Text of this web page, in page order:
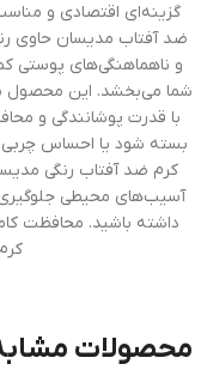
گزینه‌ای اقتصادی و
ضد آفتاب مدیسان حاوی
و ناهماهنگی‌های پوستی
شما می‌بخشد. این محصول
با قدرت پوشانندگی و
بسته شود یا احساس چربی
کرم ضد آفتاب رنگی
آسیب‌های محیطی
داشته باشید. محافظت
محصولات